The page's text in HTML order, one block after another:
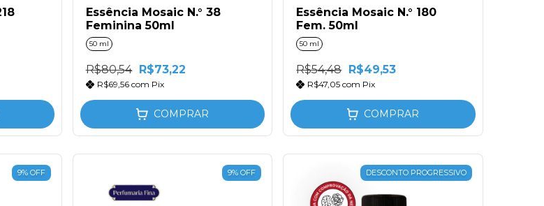
Essência Mosaic N.° 38
Feminina 50ml
50 ml
R$80,54 R$73,22
R$69,56 com Pix
COMPRAR
Essência Mosaic N.° 180
Fem. 50ml
50 ml
R$54,48 R$49,53
R$47,05com Pix
COMPRAR
9% OFF 9%OFF DESCONTO PROGRESSIVO